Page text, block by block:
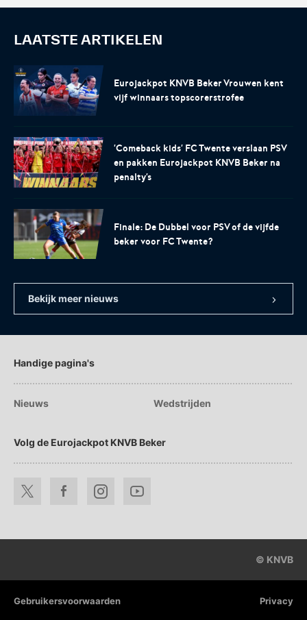
LAATSTE ARTIKELEN
Eurojackpot KNVB Beker Vrouwen kent
vijf winnaars topscorerstrofee
'Comeback kids' FC Twente verslaan PSV
en pakken Eurojackpot KNVB Beker na
penalty's
Finale: De Dubbel voor PSV of de vijfde
beker voor FC Twente?
Bekijk meer nieuws
Handige pagina's
Nieuws Wedstrijden
Volg de Eurojackpot KNVB Beker
Gebruikersvoorwaarden Privacy
© KNVB